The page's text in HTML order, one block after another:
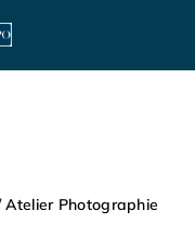
Atelier Photographie